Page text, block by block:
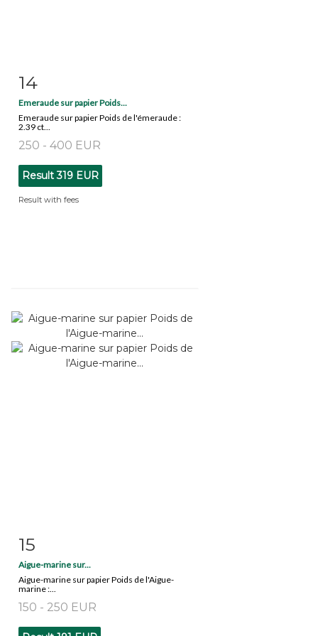
14
Emeraude sur papier Poids...
Emeraude sur papier Poids de l'émeraude :
2.39 ct...
250 - 400 EUR
Result319 EUR
Result with fees
15
Aigue-marine sur...
Aigue-marine sur papier Poids de l'Aigue-
marine :...
150 - 250 EUR